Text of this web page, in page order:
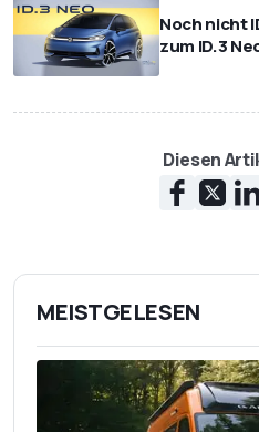
Noch nicht
zum ID.3
Diesen
MEISTGELESEN